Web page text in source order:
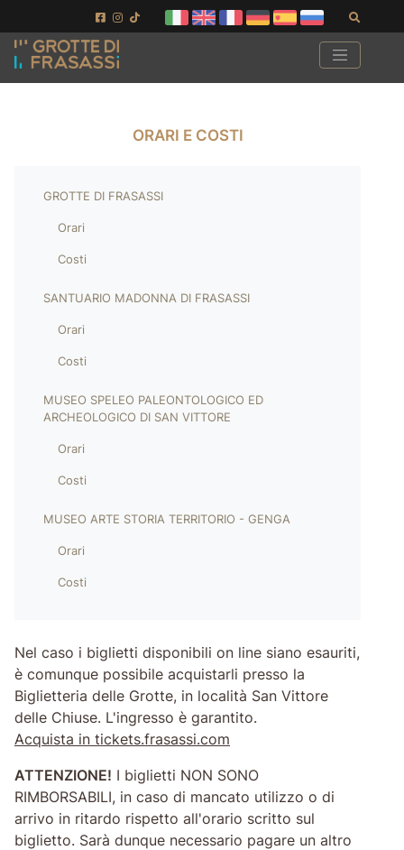
Vai ai contenuti della pagina
Vai al pié di pagina
ORARI E COSTI
GROTTE DI FRASASSI
Orari
Costi
SANTUARIO MADONNA DI FRASASSI
Orari
Costi
MUSEO SPELEO PALEONTOLOGICO ED
ARCHEOLOGICO DI SAN VITTORE
Orari
Costi
MUSEO ARTE STORIA TERRITORIO - GENGA
Orari
Costi
Nel caso i biglietti disponibili on line siano esauriti,
è comunque possibile acquistarli presso la
Biglietteria delle Grotte, in località San Vittore
delle Chiuse. L'ingresso è garantito.
Acquista in tickets.frasassi.com
ATTENZIONE! I biglietti NON SONO
RIMBORSABILI, in caso di mancato utilizzo o di
arrivo in ritardo rispetto all'orario scritto sul
biglietto. Sarà dunque necessario pagare un altro